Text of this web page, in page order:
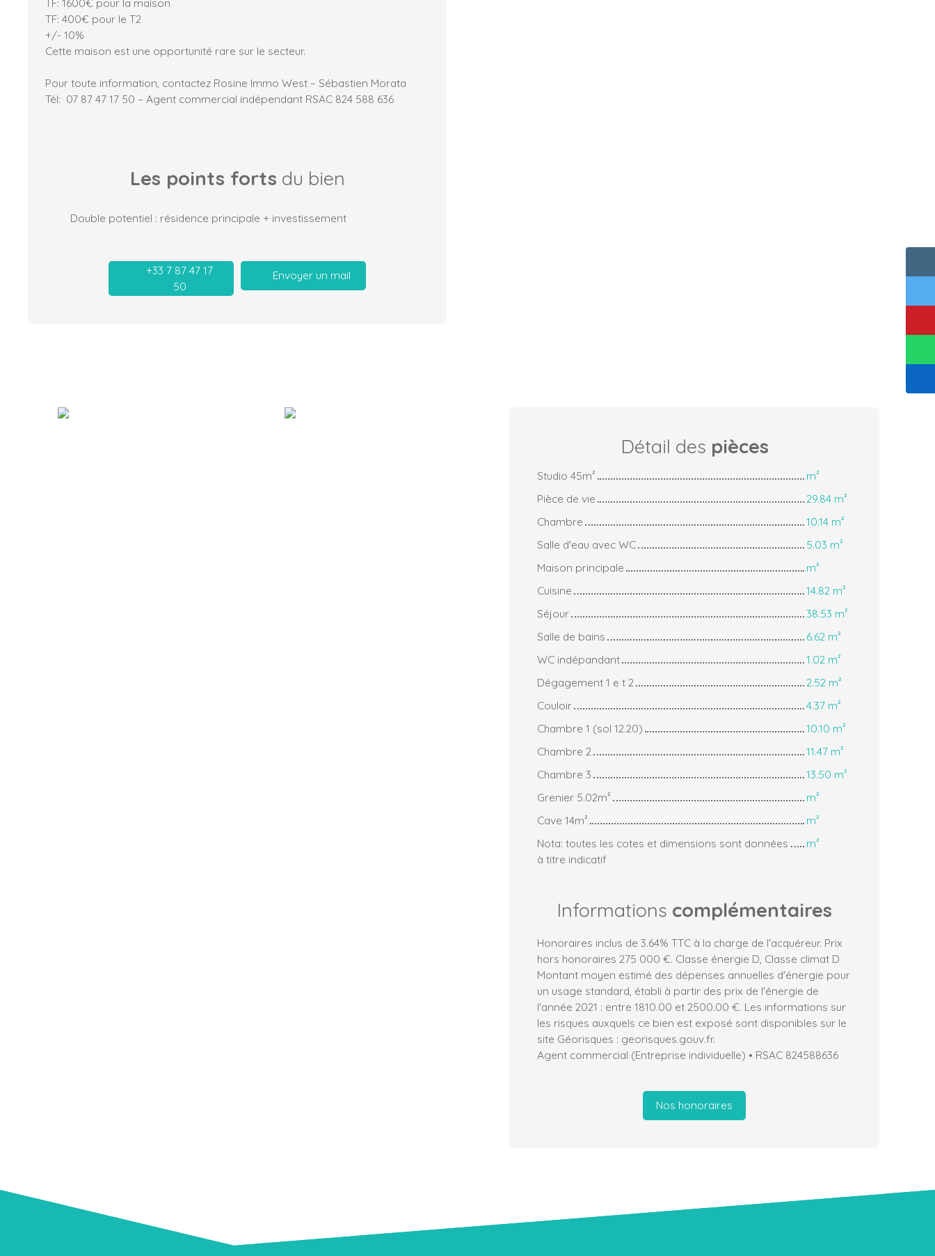
TF: 400€ pour le T2
+/- 10%
Cette maison est une opportunité rare sur le secteur.
Pour toute information, contactez Rosine Immo West – Sébastien Morata
Tél: 07 87 47 17 50 – Agent commercial indépendant RSAC 824 588 636
Les points forts du bien
Double potentiel : résidence principale + investissement
+33 7 87 47 17
50
Envoyer un mail
Détail des pièces
Studio 45m²
m²
Pièce de vie
29.84 m²
Chambre
10.14 m²
Salle d'eau avec WC
5.03 m²
Maison principale
m²
Cuisine
14.82 m²
Séjour
38.53 m²
Salle de bains
6.62 m²
WC indépandant
1.02 m²
Dégagement 1 e t 2
2.52 m²
Couloir
4.37 m²
Chambre 1 (sol 12.20)
10.10 m²
Chambre 2
11.47 m²
Chambre 3
13.50 m²
Grenier 5.02m²
m²
Cave 14m²
m²
Nota: toutes les cotes et dimensions sont données
à titre indicatif
m²
Informations complémentaires
Honoraires inclus de 3.64% TTC à la charge de l'acquéreur. Prix
hors honoraires 275 000 €. Classe énergie D, Classe climat D
Montant moyen estimé des dépenses annuelles d'énergie pour
un usage standard, établi à partir des prix de l'énergie de
l'année 2021 : entre 1810.00 et 2500.00 €. Les informations sur
les risques auxquels ce bien est exposé sont disponibles sur le
site Géorisques : georisques.gouv.fr.
Agent commercial (Entreprise individuelle) • RSAC 824588636
Nos honoraires